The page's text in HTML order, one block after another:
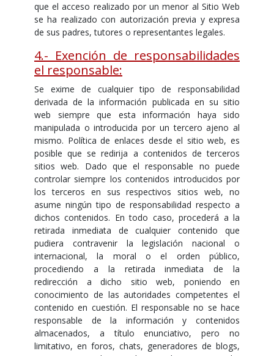
que el acceso realizado por un menor al Sitio Web
se ha realizado con autorización previa y expresa
de sus padres, tutores o representantes legales.
4.- Exención de responsabilidades
el responsable:
Se exime de cualquier tipo de responsabilidad
derivada de la información publicada en su sitio
web siempre que esta información haya sido
manipulada o introducida por un tercero ajeno al
mismo. Política de enlaces desde el sitio web, es
posible que se redirija a contenidos de terceros
sitios web. Dado que el responsable no puede
controlar siempre los contenidos introducidos por
los terceros en sus respectivos sitios web, no
asume ningún tipo de responsabilidad respecto a
dichos contenidos. En todo caso, procederá a la
retirada inmediata de cualquier contenido que
pudiera contravenir la legislación nacional o
internacional, la moral o el orden público,
procediendo a la retirada inmediata de la
redirección a dicho sitio web, poniendo en
conocimiento de las autoridades competentes el
contenido en cuestión. El responsable no se hace
responsable de la información y contenidos
almacenados, a título enunciativo, pero no
limitativo, en foros, chats, generadores de blogs,